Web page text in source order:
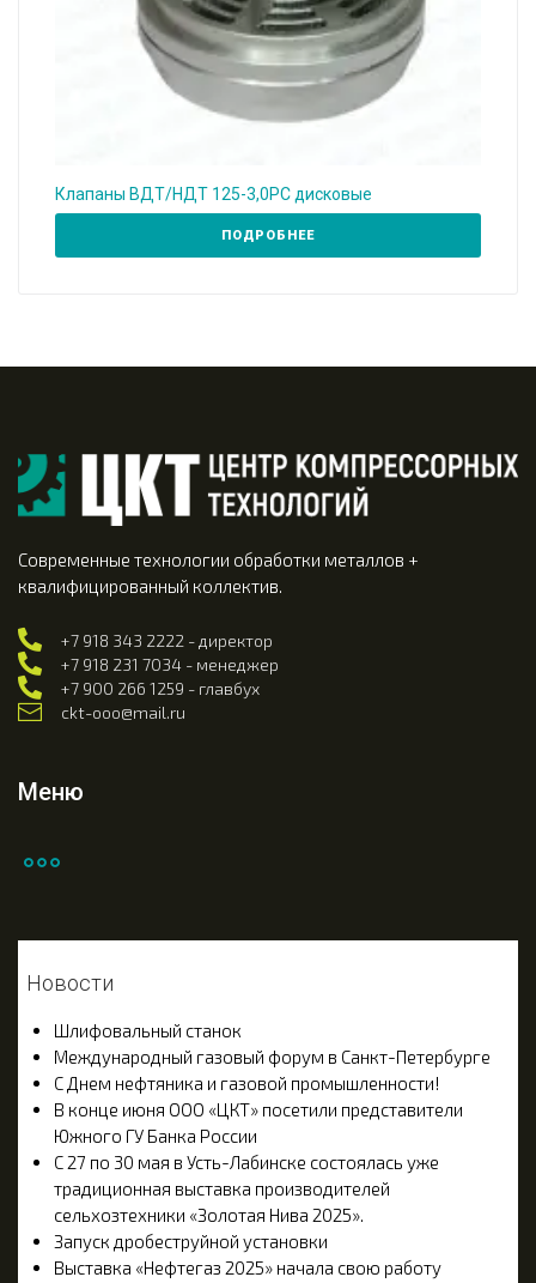
Клапаны ВДТ/НДТ 125-3,0РС дисковые
ПОДРОБНЕЕ
Современные технологии обработки металлов +
квалифицированный коллектив.
+7 918 343 2222 - директор
+7 918 231 7034 - менеджер
+7 900 266 1259 - главбух
ckt-ooo@mail.ru
Меню
Новости
Шлифовальный станок
Международный газовый форум в Санкт-Петербурге
С Днем нефтяника и газовой промышленности!
В конце июня ООО «ЦКТ» посетили представители
Южного ГУ Банка России
С 27 по 30 мая в Усть-Лабинске состоялась уже
традиционная выставка производителей
сельхозтехники «Золотая Нива 2025».
Запуск дробеструйной установки
Выставка «Нефтегаз 2025» начала свою работу